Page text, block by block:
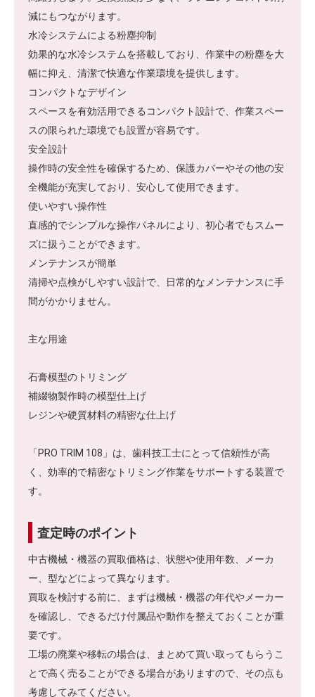
減にもつながります。
水冷システムによる粉塵抑制
効果的な水冷システムを搭載しており、作業中の粉塵を大
幅に抑え、清潔で快適な作業環境を提供します。
コンパクトなデザイン
スペースを有効活用できるコンパクト設計で、作業スペー
スの限られた環境でも設置が容易です。
安全設計
操作時の安全性を確保するため、保護カバーやその他の安
全機能が充実しており、安心して使用できます。
使いやすい操作性
直感的でシンプルな操作パネルにより、初心者でもスムー
ズに扱うことができます。
メンテナンスが簡単
清掃や点検がしやすい設計で、日常的なメンテナンスに手
間がかかりません。
主な用途
石膏模型のトリミング
補綴物製作時の模型仕上げ
レジンや硬質材料の精密な仕上げ
「PRO TRIM 108」は、歯科技工士にとって信頼性が高
く、効率的で精密なトリミング作業をサポートする装置で
す。
査定時のポイント
中古機械・機器の買取価格は、状態や使用年数、メーカ
ー、型などによって異なります。
買取を検討する前に、まずは機械・機器の年代やメーカー
を確認し、できるだけ付属品や動作を整えておくことが重
要です。
工場の廃業や移転の場合は、まとめて買い取ってもらうこ
とで高く売ることができる場合がありますので、その点も
考慮してみてください。